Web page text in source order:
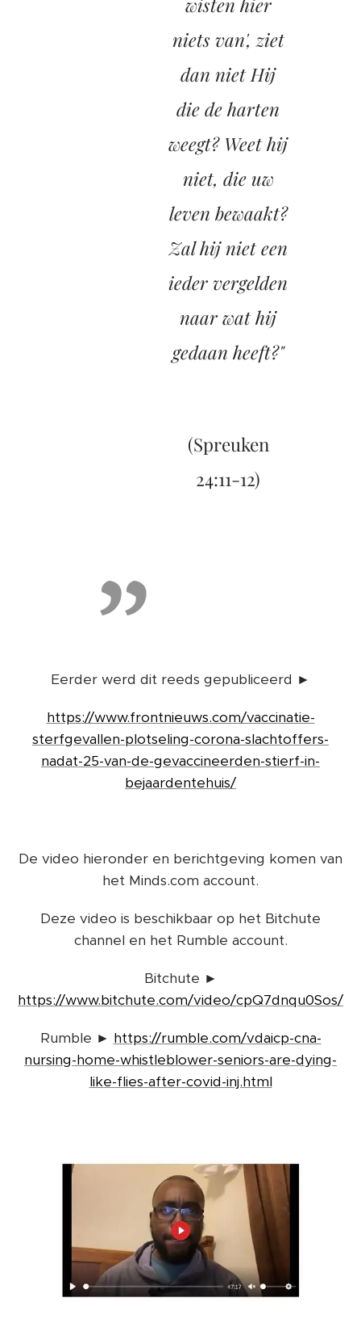
niets van', ziet
dan niet Hij
die de harten
weegt? Weet hij
niet, die uw
leven bewaakt?
Zal hij niet een
ieder vergelden
naar wat hij
gedaan heeft?"
(Spreuken
24:11-12)
Eerder werd dit reeds gepubliceerd ►
https://www.frontnieuws.com/vaccinatie-
sterfgevallen-plotseling-corona-slachtoffers-
nadat-25-van-de-gevaccineerden-stierf-in-
bejaardentehuis/
De video hieronder en berichtgeving komen van
het Minds.com account.
Deze video is beschikbaar op het Bitchute
channel en het Rumble account.
Bitchute ►
https://www.bitchute.com/video/cpQ7dnqu0Sos/
Rumble ► https://rumble.com/vdaicp-cna-
nursing-home-whistleblower-seniors-are-dying-
like-flies-after-covid-inj.html